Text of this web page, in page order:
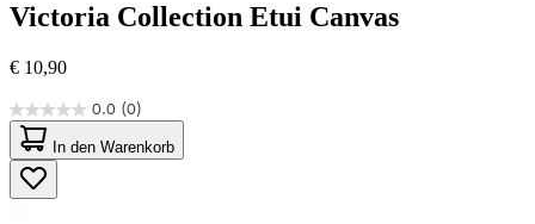
Victoria Collection Etui Canvas
€ 10,90
0.0 (0)
0.0
von
5
Sternen.
In den Warenkorb